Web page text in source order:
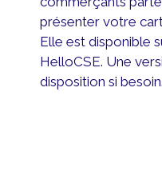
présenter votre
Elle est disponible
HelloCSE. Une
disposition si besoin.